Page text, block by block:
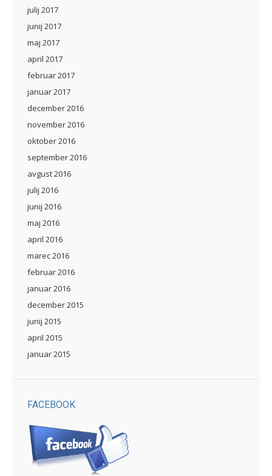
julij 2017
junij 2017
maj 2017
april 2017
februar 2017
januar 2017
december 2016
november 2016
oktober 2016
september 2016
avgust 2016
julij 2016
junij 2016
maj 2016
april 2016
marec 2016
februar 2016
januar 2016
december 2015
junij 2015
april 2015
januar 2015
FACEBOOK